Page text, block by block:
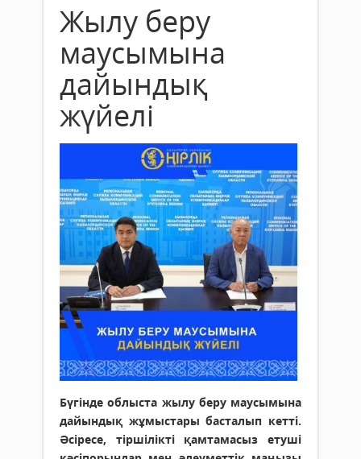
Жылу беру
маусымына
дайындық
жүйелі
Бүгінде облыста жылу беру маусымына
дайындық жұмыстары басталып кетті.
Әсіресе, тіршілікті қамтамасыз етуші